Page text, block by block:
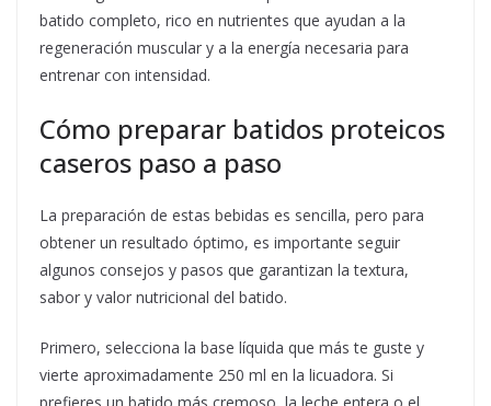
batido completo, rico en nutrientes que ayudan a la
regeneración muscular y a la energía necesaria para
entrenar con intensidad.
Cómo preparar batidos proteicos
caseros paso a paso
La preparación de estas bebidas es sencilla, pero para
obtener un resultado óptimo, es importante seguir
algunos consejos y pasos que garantizan la textura,
sabor y valor nutricional del batido.
Primero, selecciona la base líquida que más te guste y
vierte aproximadamente 250 ml en la licuadora. Si